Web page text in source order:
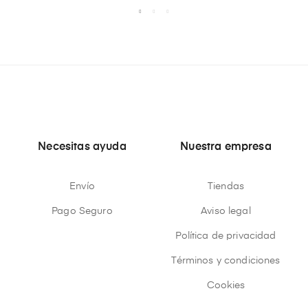
Necesitas ayuda
Envío
Pago Seguro
Nuestra empresa
Tiendas
Aviso legal
Política de privacidad
Términos y condiciones
Cookies